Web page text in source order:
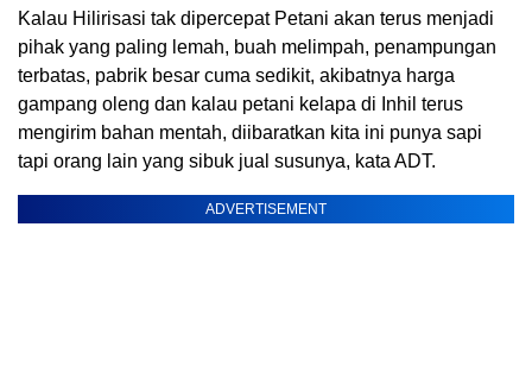
Kalau Hilirisasi tak dipercepat Petani akan terus menjadi
pihak yang paling lemah, buah melimpah, penampungan
terbatas, pabrik besar cuma sedikit, akibatnya harga
gampang oleng dan kalau petani kelapa di Inhil terus
mengirim bahan mentah, diibaratkan kita ini punya sapi
tapi orang lain yang sibuk jual susunya, kata ADT.
ADVERTISEMENT